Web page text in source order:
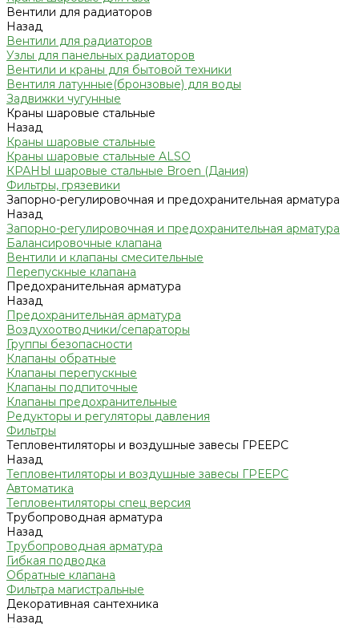
Вентили для радиаторов
Назад
Вентили для радиаторов
Узлы для панельных радиаторов
Вентили и краны для бытовой техники
Вентиля латунные(бронзовые) для воды
Задвижки чугунные
Краны шаровые стальные
Назад
Краны шаровые стальные
Краны шаровые стальные ALSO
КРАНЫ шаровые стальные Broen (Дания)
Фильтры, грязевики
Запорно-регулировочная и предохранительная арматура
Назад
Запорно-регулировочная и предохранительная арматура
Балансировочные клапана
Вентили и клапаны смесительные
Перепускные клапана
Предохранительная арматура
Назад
Предохранительная арматура
Воздухоотводчики/сепараторы
Группы безопасности
Клапаны обратные
Клапаны перепускные
Клапаны подпиточные
Клапаны предохранительные
Редукторы и регуляторы давления
Фильтры
Тепловентиляторы и воздушные завесы ГРЕЕРС
Назад
Тепловентиляторы и воздушные завесы ГРЕЕРС
Автоматика
Тепловентиляторы спец версия
Трубопроводная арматура
Назад
Трубопроводная арматура
Гибкая подводка
Обратные клапана
Фильтра магистральные
Декоративная сантехника
Назад